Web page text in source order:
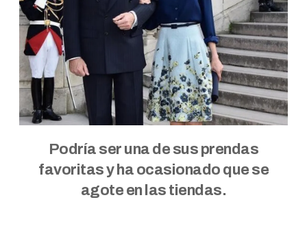
Podría ser una de sus prendas
favoritas y ha ocasionado que se
agote en las tiendas.